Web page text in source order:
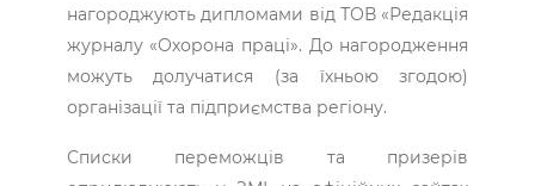
нагороджують дипломами від ТОВ «Редакція
журналу «Охорона праці». До нагородження
можуть долучатися (за їхньою згодою)
організації та підприємства регіону.
Списки переможців та призерів